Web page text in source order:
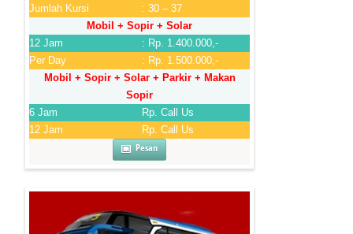
Jumlah Kursi
: 30 – 37
Mobil + Sopir + Solar
12 Jam
: Rp. 1.400.000,-
Per Day
: Rp. 1.500.000,-
Mobil + Sopir + Solar + Parkir + Makan
Sopir
6 Jam
Rp. Call Us
12 Jam
Rp. Call Us
Pesan